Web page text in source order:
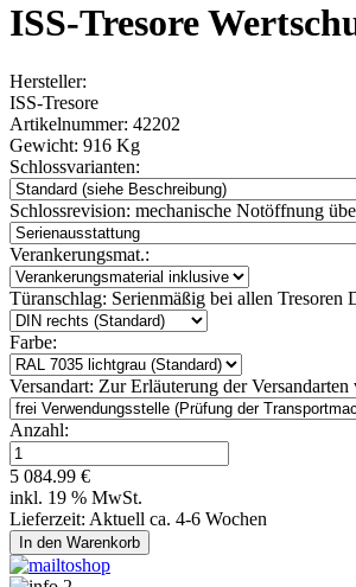
ISS-Tresore
Hersteller:
ISS-Tresore
Artikelnummer: 42202
Gewicht: 916 Kg
Schlossvarianten:
Schlossrevision: mechanische Notöffnung
Verankerungsmat.:
Türanschlag: Serienmäßig bei allen
Farbe:
Versandart: Zur Erläuterung der
Anzahl:
5 084.99 €
inkl. 19 % MwSt.
Lieferzeit: Aktuell ca. 4-6 Wochen